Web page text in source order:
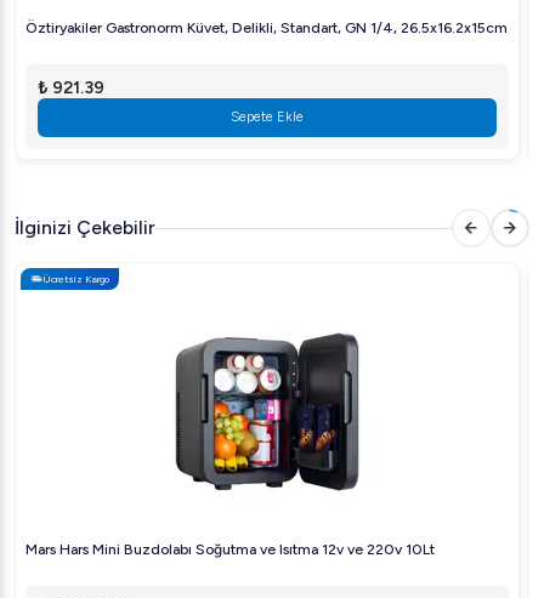
Öztiryakiler Gastronorm Küvet, Delikli, Standart, GN 1/4, 26.5x16.2x15cm
₺ 921.39
Sepete Ekle
İlginizi Çekebilir
Ücretsiz Kargo
Mars Hars Mini Buzdolabı Soğutma ve Isıtma 12v ve 220v 10Lt